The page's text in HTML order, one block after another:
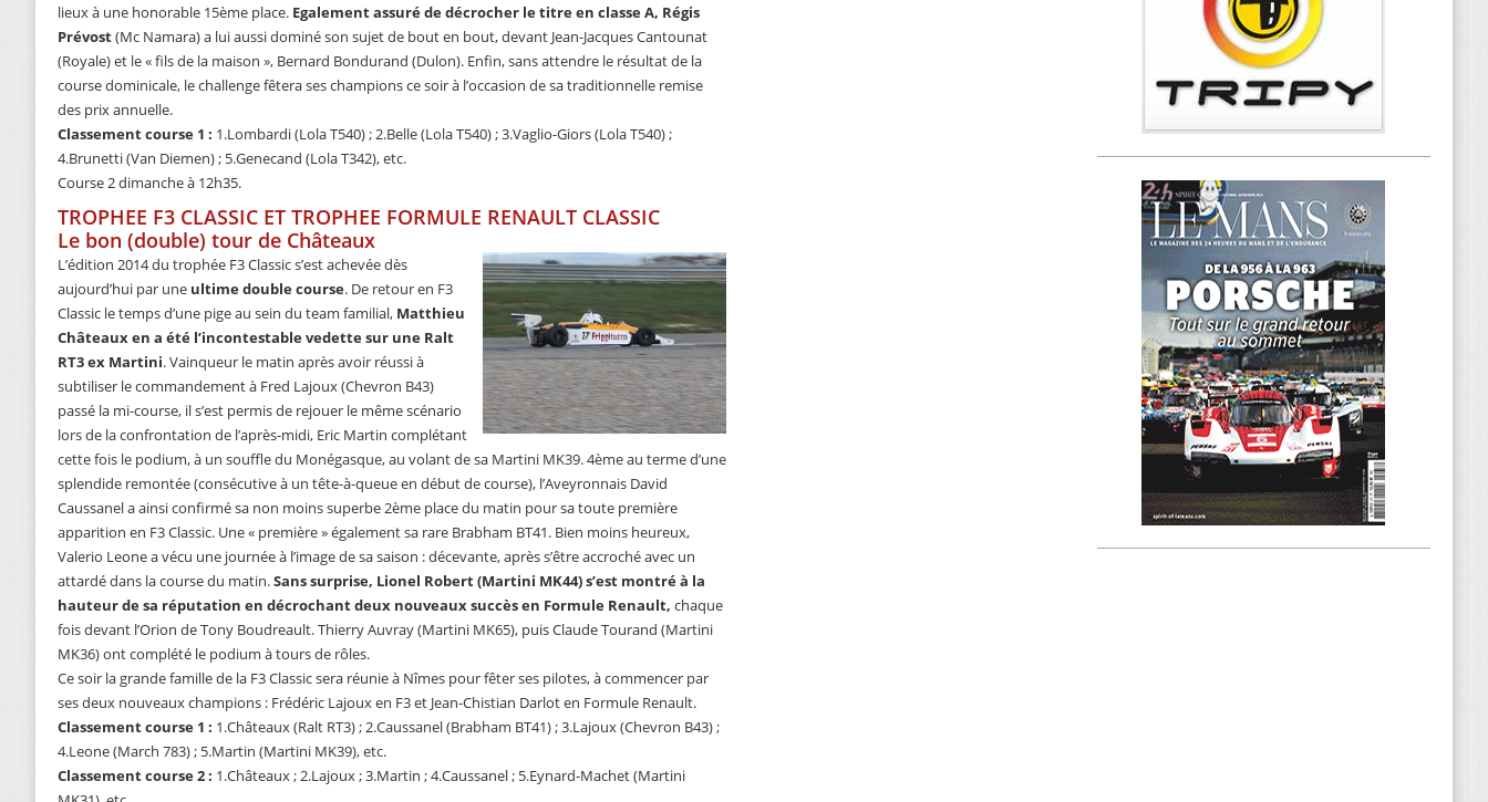
lieux à une honorable 15ème place. Egalement assuré de décrocher le titre en classe A, Régis
Prévost(Mc Namara) a lui aussi dominé son sujet de bout en bout, devant Jean-Jacques Cantounat
(Royale) et le « fils de la maison », Bernard Bondurand (Dulon). Enfin, sans attendre le résultat de la
course dominicale, le challenge fêtera ses champions ce soir à l’occasion de sa traditionnelle remise
des prix annuelle.
Classement course 1 : 1.Lombardi (Lola T540) ; 2.Belle (Lola T540) ; 3.Vaglio-Giors (Lola T540) ;
4.Brunetti (Van Diemen) ; 5.Genecand (Lola T342), etc.
Course 2 dimanche à 12h35.
TROPHEE F3 CLASSIC ET TROPHEE FORMULE RENAULT CLASSIC
Le bon (double) tour de Châteaux
L’édition 2014 du trophée F3 Classic s’est achevée dès
aujourd’hui par une ultime double course. De retour en F3
Classic le temps d’une pige au sein du team familial, Matthieu
Châteaux en a été l’incontestable vedette sur une Ralt
RT3 ex Martini. Vainqueur le matin après avoir réussi à
subtiliser le commandement à Fred Lajoux (Chevron B43)
passé la mi-course, il s’est permis de rejouer le même scénario
lors de la confrontation de l’après-midi, Eric Martin complétant
cette fois le podium, à un souffle du Monégasque, au volant de sa Martini MK39. 4ème au terme d’une
splendide remontée (consécutive à un tête-à-queue en début de course), l’Aveyronnais David
Caussanel a ainsi confirmé sa non moins superbe 2ème place du matin pour sa toute première
apparition en F3 Classic. Une « première » également sa rare Brabham BT41. Bien moins heureux,
Valerio Leone a vécu une journée à l’image de sa saison : décevante, après s’être accroché avec un
attardé dans la course du matin.Sans surprise, Lionel Robert (Martini MK44) s’est montré à la
hauteur de sa réputation en décrochant deux nouveaux succès en Formule Renault, chaque
fois devant l’Orion de Tony Boudreault. Thierry Auvray (Martini MK65), puis Claude Tourand (Martini
MK36) ont complété le podium à tours de rôles.
Ce soir la grande famille de la F3 Classic sera réunie à Nîmes pour fêter ses pilotes, à commencer par
ses deux nouveaux champions : Frédéric Lajoux en F3 et Jean-Chistian Darlot en Formule Renault.
Classement course 1 : 1.Châteaux (Ralt RT3) ; 2.Caussanel (Brabham BT41) ; 3.Lajoux (Chevron B43) ;
4.Leone (March 783) ; 5.Martin (Martini MK39), etc.
Classement course 2 : 1.Châteaux ; 2.Lajoux ; 3.Martin ; 4.Caussanel ; 5.Eynard-Machet (Martini